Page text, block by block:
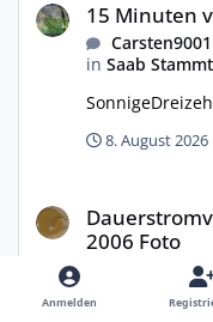
15 Minuten
Carsten9001
in Saab
8. August 2026
2006 Foto
Anmelden